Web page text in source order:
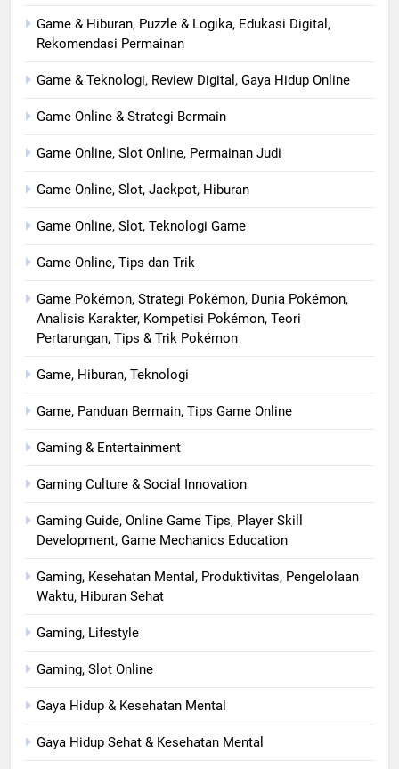
Game & Hiburan, Puzzle & Logika, Edukasi Digital,
Rekomendasi Permainan
Game & Teknologi, Review Digital, Gaya Hidup Online
Game Online & Strategi Bermain
Game Online, Slot Online, Permainan Judi
Game Online, Slot, Jackpot, Hiburan
Game Online, Slot, Teknologi Game
Game Online, Tips dan Trik
Game Pokémon, Strategi Pokémon, Dunia Pokémon,
Analisis Karakter, Kompetisi Pokémon, Teori
Pertarungan, Tips & Trik Pokémon
Game, Hiburan, Teknologi
Game, Panduan Bermain, Tips Game Online
Gaming & Entertainment
Gaming Culture & Social Innovation
Gaming Guide, Online Game Tips, Player Skill
Development, Game Mechanics Education
Gaming, Kesehatan Mental, Produktivitas, Pengelolaan
Waktu, Hiburan Sehat
Gaming, Lifestyle
Gaming, Slot Online
Gaya Hidup & Kesehatan Mental
Gaya Hidup Sehat & Kesehatan Mental